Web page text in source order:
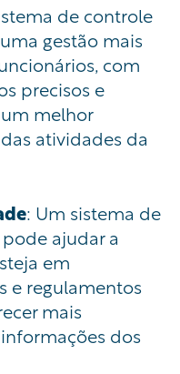
de controle
gestão mais
com
precisos e
melhor
atividades da
: Um sistema de
ajudar a
em
e regulamentos
mais
dos